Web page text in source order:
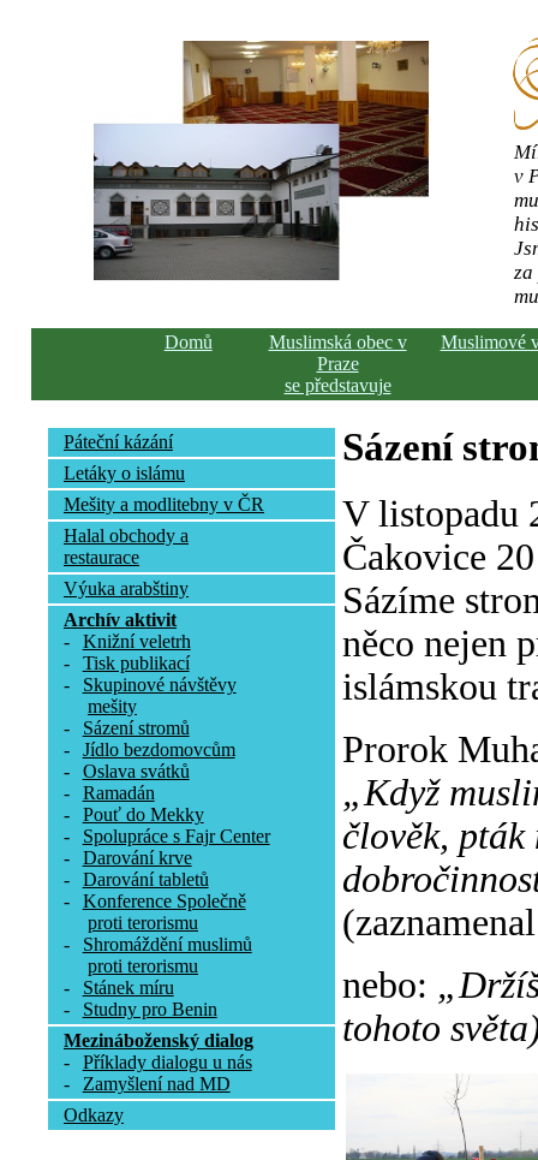
v
Domů
Muslimská obec v
Praze
se představuje
Muslimové
Páteční kázání
Letáky o islámu
Mešity a modlitebny v ČR
Halal obchody a
restaurace
Výuka arabštiny
Archív aktivit
-
Knižní veletrh
-
Tisk publikací
-
Skupinové návštěvy
mešity
-
Sázení stromů
-
Jídlo bezdomovcům
-
Oslava svátků
-
Ramadán
-
Pouť do Mekky
-
Spolupráce s Fajr Center
-
Darování krve
-
Darování tabletů
-
Konference Společně
proti terorismu
-
Shromáždění muslimů
proti terorismu
-
Stánek míru
-
Studny pro Benin
Mezináboženský dialog
-
Příklady dialogu u nás
-
Zamyšlení nad MD
Odkazy
Sázení
V listopadu
Čakovice
Sázíme
něco nejen
islámskou
Prorok
„Když
člověk,
nebo:
tohoto